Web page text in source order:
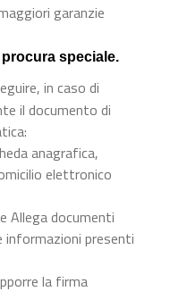
garanzie
speciale.
in caso di
il documento di
anagrafica,
elettronico
Allega documenti
informazioni presenti
la firma